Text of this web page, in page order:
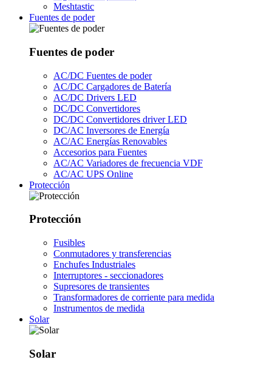
Meshtastic
Fuentes de poder
Fuentes de poder
AC/DC Fuentes de poder
AC/DC Cargadores de Batería
AC/DC Drivers LED
DC/DC Convertidores
DC/DC Convertidores driver LED
DC/AC Inversores de Energía
AC/AC Energías Renovables
Accesorios para Fuentes
AC/AC Variadores de frecuencia VDF
AC/AC UPS Online
Protección
Protección
Fusibles
Conmutadores y transferencias
Enchufes Industriales
Interruptores - seccionadores
Supresores de transientes
Transformadores de corriente para medida
Instrumentos de medida
Solar
Solar